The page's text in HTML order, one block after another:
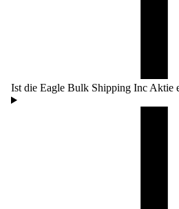
Ist die Eagle Bulk Shipping Inc Aktie